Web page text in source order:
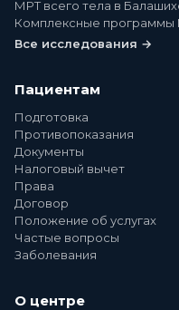
МРТ всего тела в
Комплексные программы
Все исследования →
Пациентам
Подготовка
Противопоказания
Документы
Налоговый вычет
Права
Договор
Положение об услугах
Частые вопросы
Заболевания
О центре